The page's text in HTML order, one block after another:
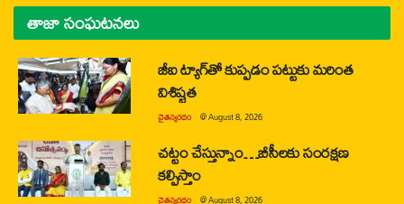
తాజా సంఘటనలు
జీఐ ట్యాగ్‌తో కుప్పడం పట్టుకు మరింత
విశిష్టత
చైతన్యరధం @August 8, 2026
చట్టం చేస్తున్నాం…బీసీలకు సంరక్షణ
కల్పిస్తాం
చైతన్యరధం @August 8, 2026